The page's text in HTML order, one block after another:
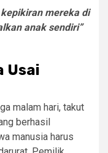
kepikiran mereka di
anak sendiri”
Usai
malam hari, takut
berhasil
manusia harus